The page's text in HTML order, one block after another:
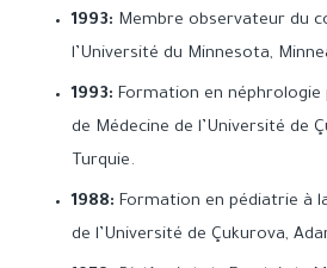
1993: Membre observateur du
l’Université du Minnesota,
1993: Formation en néphrologie
de Médecine de l’Université de
Turquie.
1988: Formation en pédiatrie à
de l’Université de Çukurova,